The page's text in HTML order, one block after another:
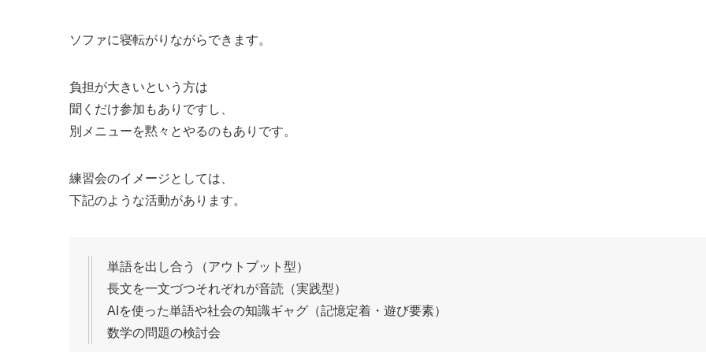
ソファに寝転がりながらできます。
負担が大きいという方は
聞くだけ参加もありですし、
別メニューを黙々とやるのもありです。
練習会のイメージとしては、
下記のような活動があります。
単語を出し合う（アウトプット型）
長文を一文づつそれぞれが音読（実践型）
AIを使った単語や社会の知識ギャグ（記憶定着・遊び要素）
数学の問題の検討会